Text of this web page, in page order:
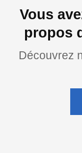
Vous
propos
Découvrez